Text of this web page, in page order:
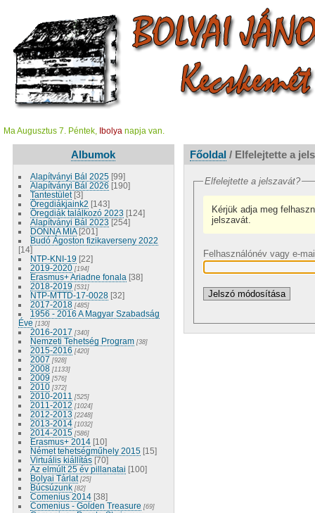
Ma Augusztus 7. Péntek, Ibolya napja van.
Albumok
Alapítványi Bál 2025 [99]
Alapítványi Bál 2026 [190]
Tantestület [3]
Öregdiákjaink2 [143]
Öregdiák találkozó 2023 [124]
Alapítványi Bál 2023 [254]
DONNA MIA [201]
Budó Ágoston fizikaverseny 2022
[14]
NTP-KNI-19 [22]
2019-2020 [194]
Erasmus+ Ariadne fonala [38]
2018-2019 [531]
NTP-MTTD-17-0028 [32]
2017-2018 [485]
1956 - 2016 A Magyar Szabadság
Éve [130]
2016-2017 [340]
Nemzeti Tehetség Program [38]
2015-2016 [420]
2007 [928]
2008 [1133]
2009 [576]
2010 [372]
2010-2011 [525]
2011-2012 [1024]
2012-2013 [2248]
2013-2014 [1032]
2014-2015 [586]
Erasmus+ 2014 [10]
Német tehetségműhely 2015 [15]
Virtuális kiállítás [70]
Az elmúlt 25 év pillanatai [100]
Bolyai Tárlat [25]
Búcsúzunk [82]
Comenius 2014 [38]
Comenius - Golden Treasure [69]
Főoldal/ Elfelejtette a
Elfelejtette a jelszavát?
Kérjük adja meg
jelszavát.
Felhasználónév vagy e-